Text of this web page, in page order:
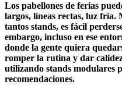
Los pabellones de ferias
largos, líneas rectas, luz
tantos stands, es fácil
embargo, incluso en ese
donde la gente quiera
romper la rutina y dar
utilizando stands modulares
recomendaciones.